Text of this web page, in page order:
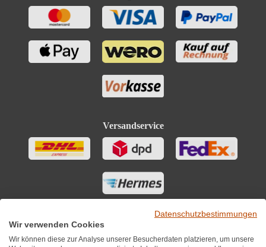
Versandservice
Datenschutzbestimmungen
Wir verwenden Cookies
Wir können diese zur Analyse unserer Besucherdaten platzieren, um unsere